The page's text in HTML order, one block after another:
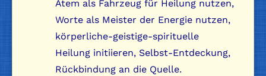
Atem als Fahrzeug für Heilung nutzen,
Worte als Meister der Energie nutzen,
körperliche-geistige-spirituelle
Heilung initiieren, Selbst-Entdeckung,
Rückbindung an die Quelle.